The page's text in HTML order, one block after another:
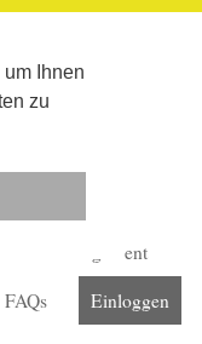
Ihnen
zu
Corona-Management
FAQs Einloggen